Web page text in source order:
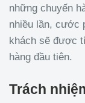
những chuyến
nhiều lần, cước
khách sẽ được
hàng đầu tiên.
Trách